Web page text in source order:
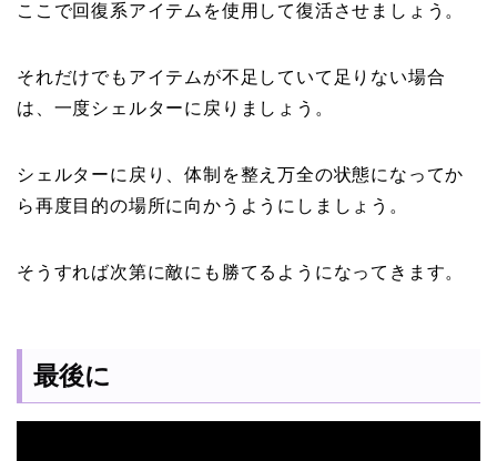
ここで回復系アイテムを使用して復活させましょう。
それだけでもアイテムが不足していて足りない場合
は、一度シェルターに戻りましょう。
シェルターに戻り、体制を整え万全の状態になってか
ら再度目的の場所に向かうようにしましょう。
そうすれば次第に敵にも勝てるようになってきます。
最後に